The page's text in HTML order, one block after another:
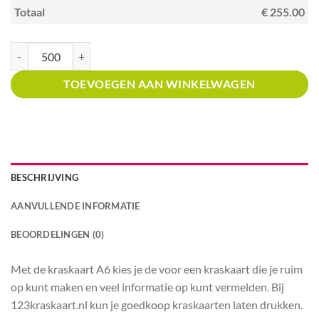
Totaal
€ 255.00
TOEVOEGEN AAN WINKELWAGEN
BESCHRIJVING
AANVULLENDE INFORMATIE
BEOORDELINGEN (0)
Met de kraskaart A6 kies je de voor een kraskaart die je ruim
op kunt maken en veel informatie op kunt vermelden. Bij
123kraskaart.nl kun je goedkoop kraskaarten laten drukken.